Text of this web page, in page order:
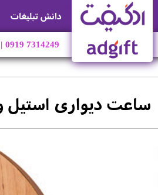
دانش تبلیغات
| 0919 7314249
ساعت دیواری استیل